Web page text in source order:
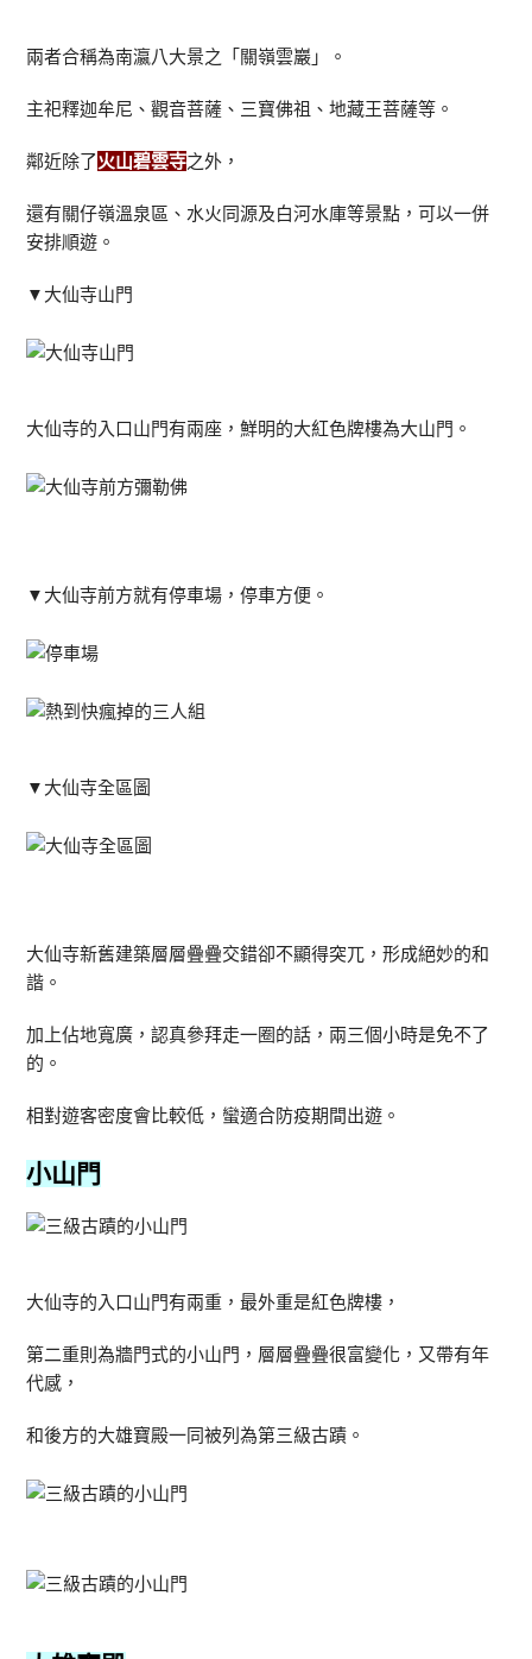
兩者合稱為南瀛八大景之「關嶺雲巖」。
主祀釋迦牟尼、觀音菩薩、三寶佛祖、地藏王菩薩等。
鄰近除了火山碧雲寺之外，
還有關仔嶺溫泉區、水火同源及白河水庫等景點，可以一併
安排順遊。
▼大仙寺山門
大仙寺的入口山門有兩座，鮮明的大紅色牌樓為大山門。
▼大仙寺前方就有停車場，停車方便。
▼大仙寺全區圖
大仙寺新舊建築層層疊疊交錯卻不顯得突兀，形成絕妙的和
諧。
加上佔地寬廣，認真參拜走一圈的話，兩三個小時是免不了
的。
相對遊客密度會比較低，蠻適合防疫期間出遊。
小山門
大仙寺的入口山門有兩重，最外重是紅色牌樓，
第二重則為牆門式的小山門，層層疊疊很富變化，又帶有年
代感，
和後方的大雄寶殿一同被列為第三級古蹟。